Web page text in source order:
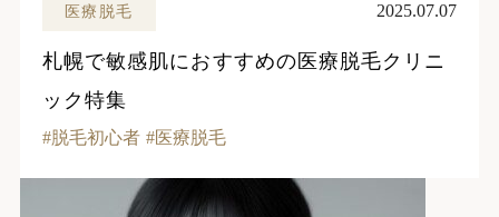
医療脱毛 2025.07.07
札幌で敏感肌におすすめの医療脱毛クリニ
ック特集
脱毛初心者 医療脱毛